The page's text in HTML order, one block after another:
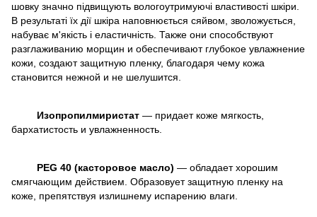
шовку значно підвищують вологоутримуючі властивості шкіри.
В результаті їх дії шкіра наповнюється сяйвом, зволожується,
набуває м'якість і еластичність. Также они способствуют
разглаживанию морщин и обеспечивают глубокое увлажнение
кожи, создают защитную пленку, благодаря чему кожа
становится нежной и не шелушится.
Изопропилмиристат — придает коже мягкость,
бархатистость и увлажненность.
PEG 40 (касторовое масло) — обладает хорошим
смягчающим действием. Образовует защитную пленку на
коже, препятствуя излишнему испарению влаги.